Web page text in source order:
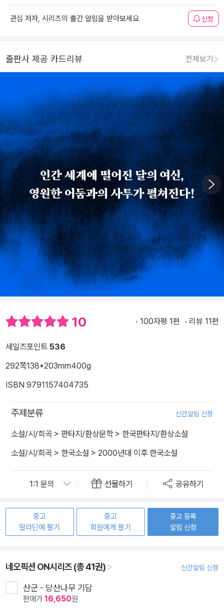
관심 저자, 시리즈의 출간 알림을 받아보세요 신청
출판사 제공 카드리뷰 전체보기
10 100자평 1편 리뷰 11편
세일즈포인트 536
292쪽138*203mm400g
ISBN 9791157404735
주제분류 신간알림 신청
소설/시/희곡 > 판타지/환상문학> 한국판타지/환상소설
소설/시/희곡 > 한국소설 > 2000년대 이후 한국소설
선물하기 공유하기
중고
알라딘에 팔기
중고
회원에게 팔기
중고 등록
알림 신청
네오픽션 ON시리즈 (총 41권) 신간알림 신청
산군 - 당산나무 기담
판매가16,650원